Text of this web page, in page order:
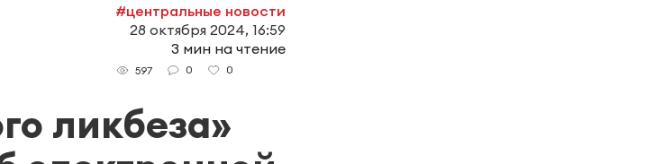
#центральные новости
28 октября 2024, 16:59
3 мин на чтение
597 0 0
ликбеза»